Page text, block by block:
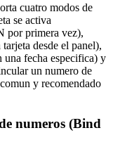
cuatro modos de
se activa
por primera vez),
desde el panel),
una fecha especifica) y
un numero de
y recomendado
numeros (Bind